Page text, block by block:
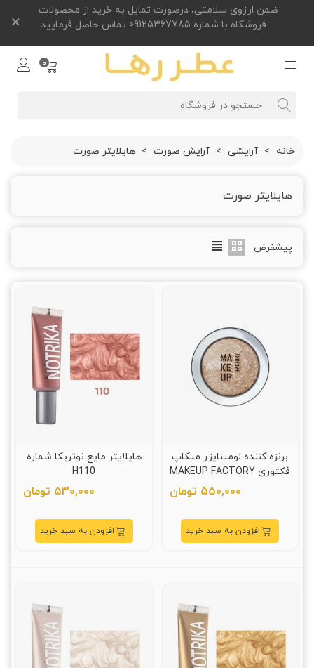
ضمن ارزوی سلامتی، درصورت تمایل به خرید از محصولات
فروشگاه با شماره 09125367785 تماس حاصل فرمایید.
×
0
خانه > آرایشی > آرایش صورت > هایلایتر صورت
هایلایتر صورت
پیشفرض
برنزه کننده لومینایزر میکاپ
فکتوری MAKEUP FACTORY
550,000 تومان
افزودن به سبد خرید
هایلایتر مایع نوتریکا شماره
H110
530,000 تومان
افزودن به سبد خرید